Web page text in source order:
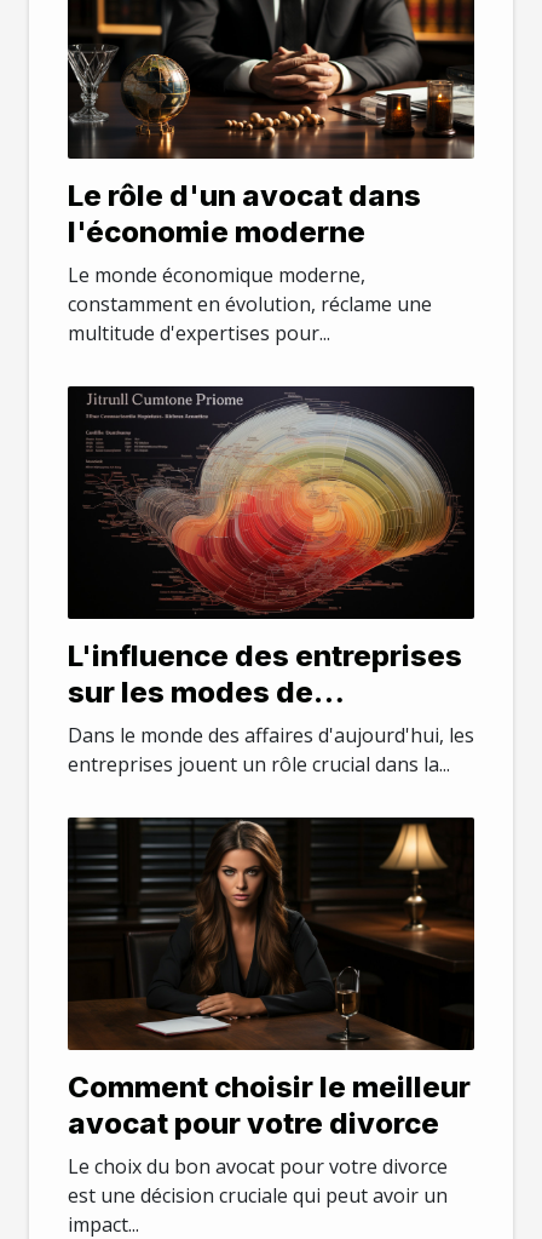
Le rôle d'un avocat dans
l'économie moderne
Le monde économique moderne,
constamment en évolution, réclame une
multitude d'expertises pour...
L'influence des entreprises
sur les modes de
consommation
Dans le monde des affaires d'aujourd'hui, les
entreprises jouent un rôle crucial dans la...
Comment choisir le meilleur
avocat pour votre divorce
Le choix du bon avocat pour votre divorce
est une décision cruciale qui peut avoir un
impact...